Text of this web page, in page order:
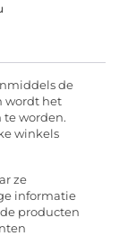
de
wordt het
worden.
winkels
ze
informatie
producten